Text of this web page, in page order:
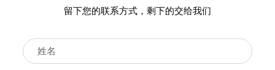
留下您的联系方式，剩下的交给我们